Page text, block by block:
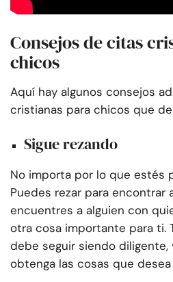
Consejos de citas
chicos
Aquí hay algunos consejos
cristianas para chicos que
Sigue rezando
No importa por lo que estés
Puedes rezar para encontrar
encuentres a alguien con
otra cosa importante para ti.
debe seguir siendo
obtenga las cosas que